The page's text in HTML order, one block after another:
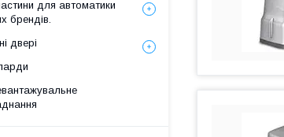
для автоматики
брендів.
двері